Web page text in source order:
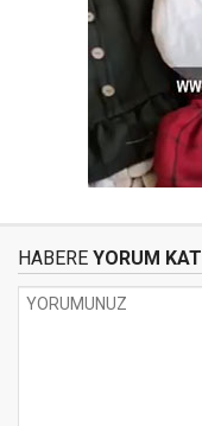
HABERE YORUM KAT